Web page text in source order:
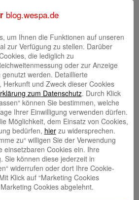
Ruhnau
Butzke
blog.wespa.de
um Ihnen die Funktionen auf unseren
zur Verfügung zu stellen. Darüber
die lediglich zu
oder zur Anzeige
werden. Detaillierte
und Zweck dieser Cookies
zum Datenschutz. Durch Klick
können Sie bestimmen, welche
Ihrer Einwilligung verwenden dürfen.
Möglichkeit, dem Einsatz von Cookies,
bedürfen, hierzu widersprechen.
zu“ willigen Sie der Verwendung
einsetzbaren Cookies ein. Ihre
Sie können diese jederzeit in
widerrufen oder dort Ihre Cookie-
Klick auf “Marketing Cookies
Cookies abgelehnt.